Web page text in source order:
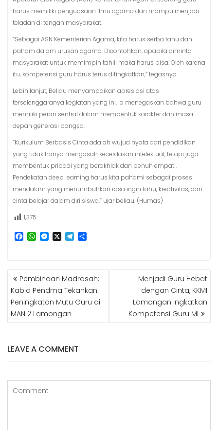
harus memiliki penguasaan ilmu agama dan mampu menjadi
teladan di tengah masyarakat.
“Sebagai ASN Kementerian Agama, kita harus serba tahu dan
paham dalam urusan agama. Dicontohkan, apabila diminta
masyarakat untuk memimpin tahlil maka harus bisa. Oleh karena
itu, kompetensi guru harus terus ditingkatkan,” tegasnya.
Lebih lanjut, Beliau menyampaikan apresiasi atas
terselenggaranya kegiatan yang ini. Ia menegaskan bahwa guru
memiliki peran sentral dalam membentuk karakter dan masa
depan generasi bangsa.
“Kurikulum Berbasis Cinta adalah wujud nyata dari pendidikan
yang tidak hanya mengasah kecerdasan intelektual, tetapi juga
membentuk pribadi yang berakhlak dan penuh empati.
Pendekatan deep learning harus kita pahami sebagai proses
mendalam yang menumbuhkan rasa ingin tahu, kreativitas, dan
cinta belajar dalam diri siswa,” ujar beliau. (Humas)
1,375
b
o
o
k
W
s
A
p
M
e
n
g
r
X T
g
r
a
m
e
NAVIGASI
POSPembinaan Madrasah:
Kabid Pendma Tekankan
Peningkatan Mutu Guru di
MAN 2 Lamongan
Menjadi Guru Hebat
dengan Cinta, KKMI
Lamongan ingkatkan
Kompetensi Guru MI
LEAVE A COMMENT